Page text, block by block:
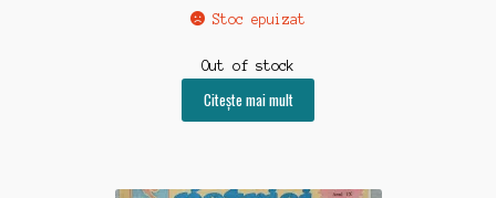
Stoc epuizat
Out of stock
Citește mai mult